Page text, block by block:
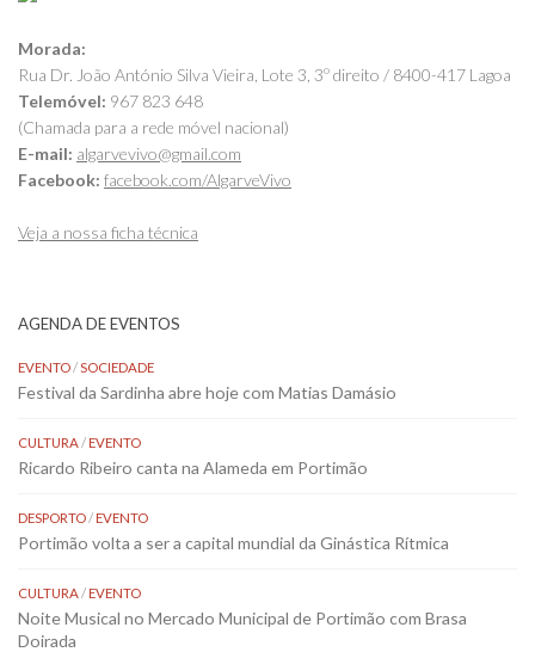
Morada:
Rua Dr. João António Silva Vieira, Lote 3, 3º direito / 8400-417 Lagoa
Telemóvel: 967 823 648
(Chamada para a rede móvel nacional)
E-mail: algarvevivo@gmail.com
Facebook: facebook.com/AlgarveVivo
Veja a nossa ficha técnica
AGENDA DE EVENTOS
EVENTO/SOCIEDADE
Festival da Sardinha abre hoje com Matias Damásio
CULTURA/EVENTO
Ricardo Ribeiro canta na Alameda em Portimão
DESPORTO/EVENTO
Portimão volta a ser a capital mundial da Ginástica Rítmica
CULTURA/EVENTO
Noite Musical no Mercado Municipal de Portimão com Brasa
Doirada